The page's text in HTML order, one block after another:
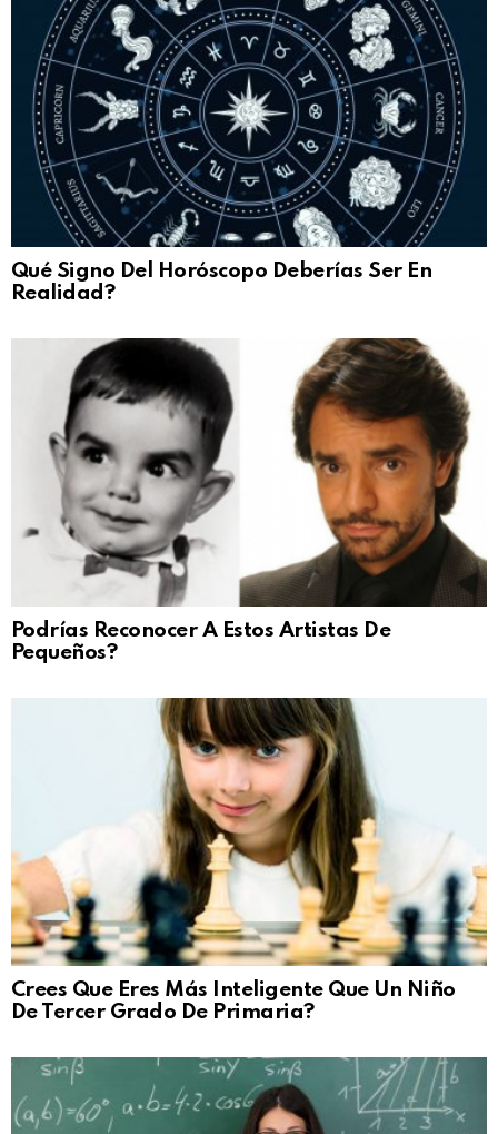
Qué Signo Del Horóscopo Deberías Ser En
Realidad?
Podrías Reconocer A Estos Artistas De
Pequeños?
Crees Que Eres Más Inteligente Que Un Niño
De Tercer Grado De Primaria?